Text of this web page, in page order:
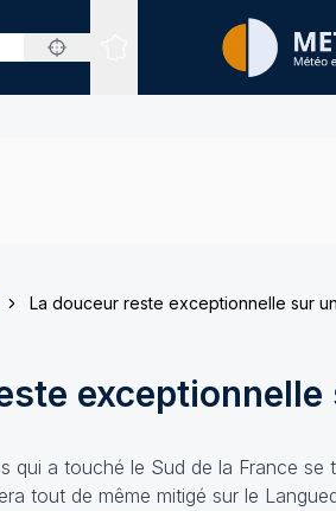
Sites expertisés
La douceur reste exceptionnelle sur
qui a touché le Sud de la France se
tout de même mitigé sur le